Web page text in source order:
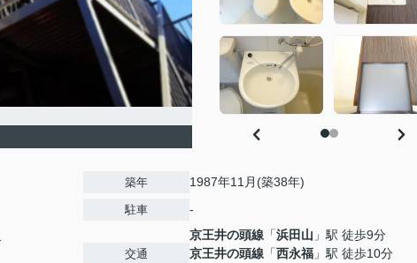
築年 1987年11月(築38年)
駐車 -
交通
京王井の頭線 「浜田山 」駅 徒歩9分
京王井の頭線 「西永福 」駅 徒歩10分